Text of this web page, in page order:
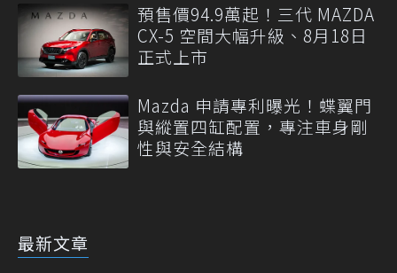
預售價94.9萬起！三代 MAZDA
CX-5 空間大幅升級、8月18日
正式上市
Mazda 申請專利曝光！蝶翼門
與縱置四缸配置，專注車身剛
性與安全結構
最新文章